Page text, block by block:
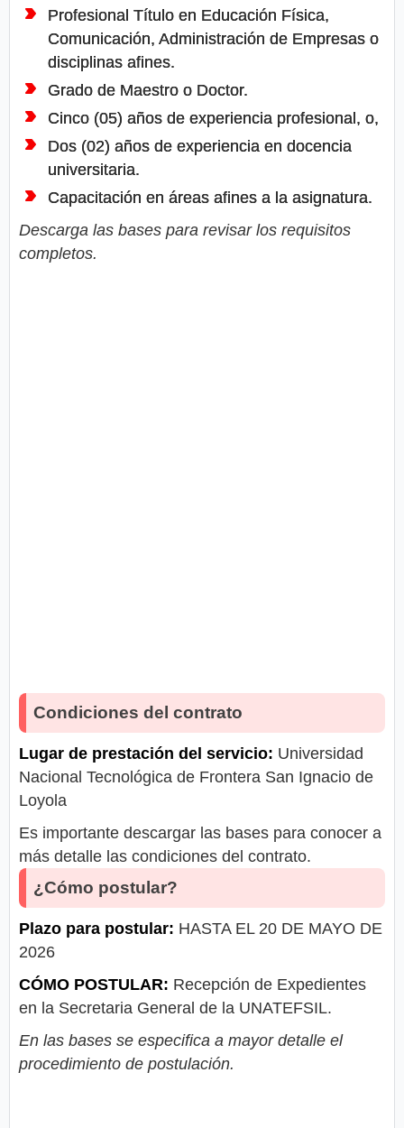
Profesional Título en Educación Física,
Comunicación, Administración de Empresas o
disciplinas afines.
Grado de Maestro o Doctor.
Cinco (05) años de experiencia profesional, o,
Dos (02) años de experiencia en docencia
universitaria.
Capacitación en áreas afines a la asignatura.
Descarga las bases para revisar los requisitos
completos.
Condiciones del contrato
Lugar de prestación del servicio: Universidad
Nacional Tecnológica de Frontera San Ignacio de
Loyola
Es importante descargar las bases para conocer a
más detalle las condiciones del contrato.
¿Cómo postular?
Plazo para postular: HASTA EL 20 DE MAYO DE
2026
CÓMO POSTULAR: Recepción de Expedientes
en la Secretaria General de la UNATEFSIL.
En las bases se especifica a mayor detalle el
procedimiento de postulación.